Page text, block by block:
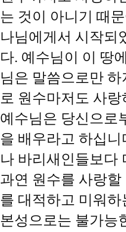
는 것이 아니기 때
나님에게서 시작되
다. 예수님이 이 땅
님은 말씀으로만
로 원수마저도 사
예수님은 당신으로
을 배우라고 하십
나 바리새인들보다
과연 원수를 사랑
를 대적하고 미워
본성으로는 불가능